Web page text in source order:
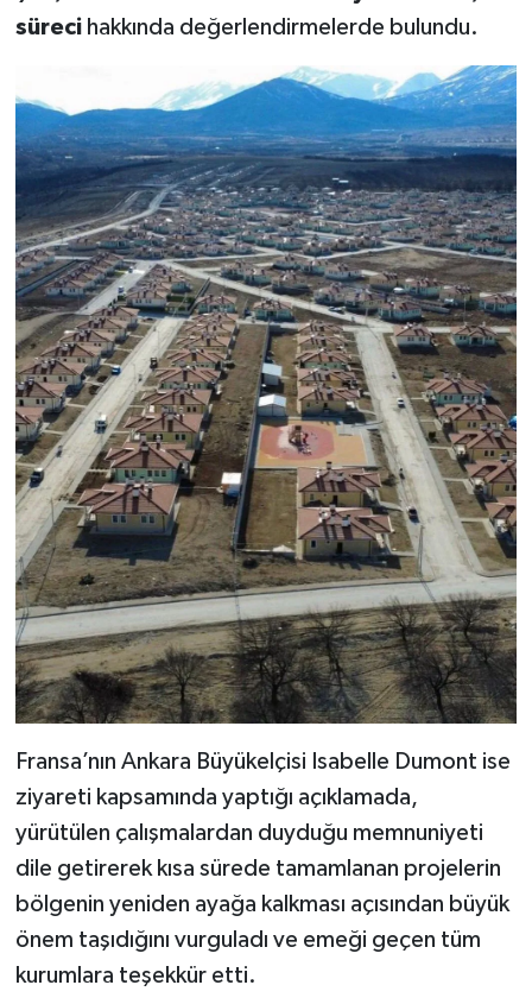
sürecihakkında değerlendirmelerde bulundu.
Fransa’nın Ankara Büyükelçisi Isabelle Dumont ise
ziyareti kapsamında yaptığı açıklamada,
yürütülen çalışmalardan duyduğu memnuniyeti
dile getirerek kısa sürede tamamlanan projelerin
bölgenin yeniden ayağa kalkması açısından büyük
önem taşıdığını vurguladı ve emeği geçen tüm
kurumlara teşekkür etti.